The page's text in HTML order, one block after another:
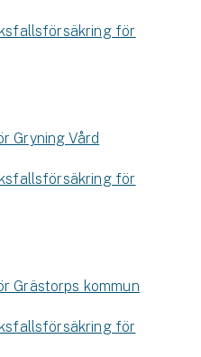
för
Gryning Vård
för
Grästorps kommun
för